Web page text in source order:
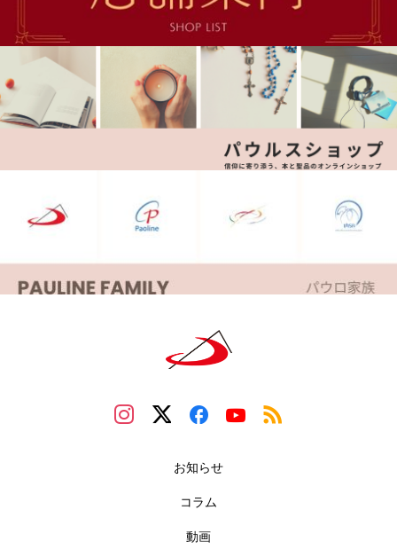
お知らせ
コラム
動画